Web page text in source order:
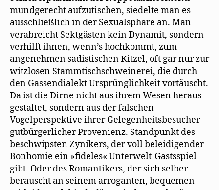
mundgerecht aufzutischen, siedelte man es
ausschließlich in der Sexualsphäre an. Man
verabreicht Sektgästen kein Dynamit, sondern
verhilft ihnen, wenn’s hochkommt, zum
angenehmen sadistischen Kitzel, oft gar nur zur
witzlosen Stammtischschweinerei, die durch
den Gassendialekt Ursprünglichkeit vortäuscht.
Da ist die Dirne nicht aus ihrem Wesen heraus
gestaltet, sondern aus der falschen
Vogelperspektive ihrer Gelegenheitsbesucher
gutbürgerlicher Provenienz. Standpunkt des
beschwipsten Zynikers, der voll beleidigender
Bonhomie ein »fideles« Unterwelt-Gastsspiel
gibt. Oder des Romantikers, der sich selber
berauscht an seinem arroganten, bequemen